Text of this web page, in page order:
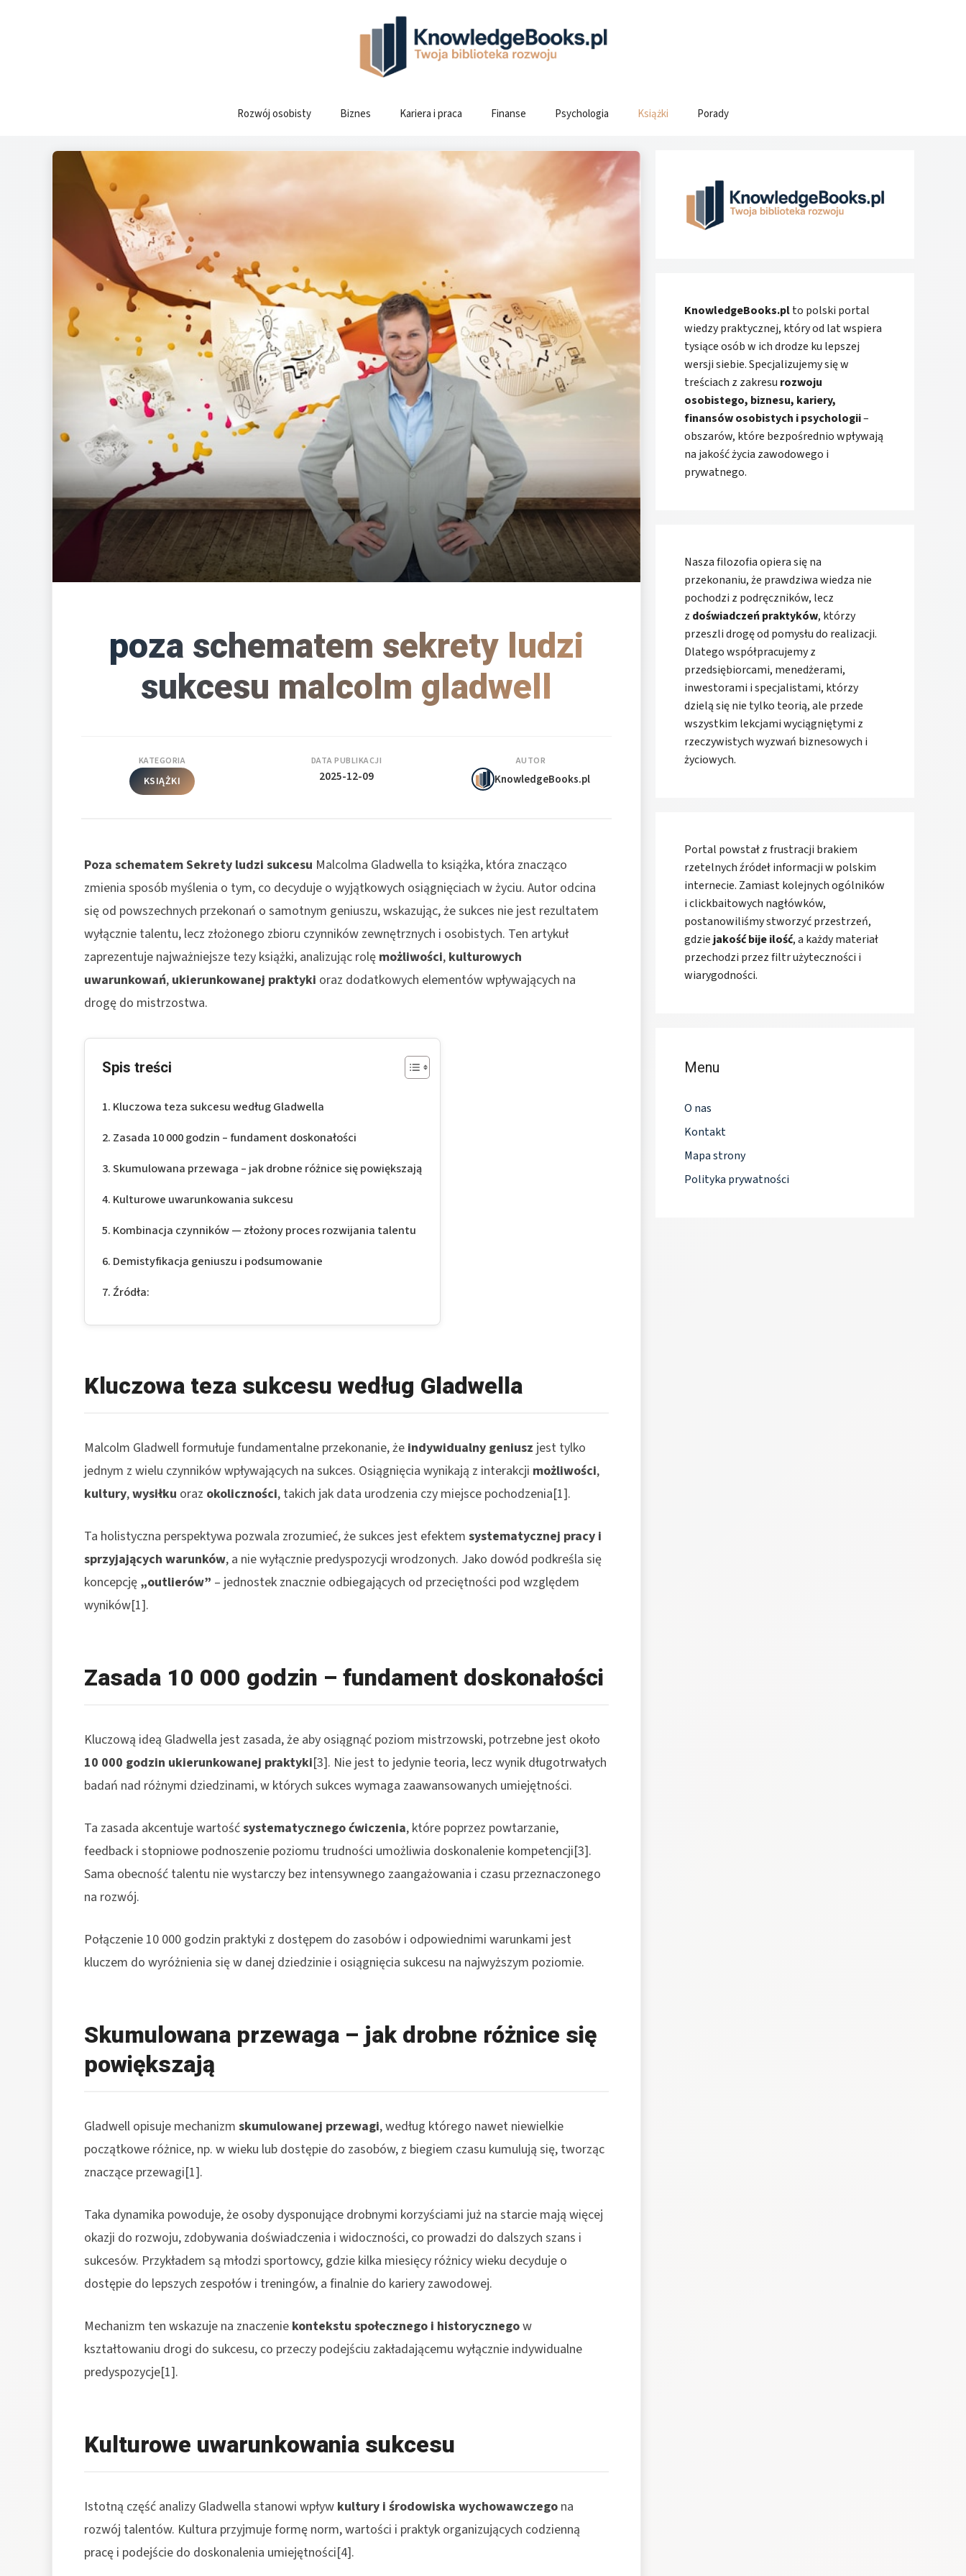
Rozwój osobisty Biznes Kariera i praca Finanse Psychologia Książki Porady
poza schematem sekrety ludzi
sukcesu malcolm gladwell
KATEGORIA
KSIĄŻKI
DATA PUBLIKACJI
2025-12-09
AUTOR
KnowledgeBooks.pl
Poza schematem Sekrety ludzi sukcesu Malcolma Gladwella to książka, która znacząco
zmienia sposób myślenia o tym, co decyduje o wyjątkowych osiągnięciach w życiu. Autor odcina
się od powszechnych przekonań o samotnym geniuszu, wskazując, że sukces nie jest rezultatem
wyłącznie talentu, lecz złożonego zbioru czynników zewnętrznych i osobistych. Ten artykuł
zaprezentuje najważniejsze tezy książki, analizując rolę możliwości, kulturowych
uwarunkowań, ukierunkowanej praktyki oraz dodatkowych elementów wpływających na
drogę do mistrzostwa.
Spis treści
Kluczowa teza sukcesu według Gladwella
Zasada 10 000 godzin – fundament doskonałości
Skumulowana przewaga – jak drobne różnice się powiększają
Kulturowe uwarunkowania sukcesu
Kombinacja czynników — złożony proces rozwijania talentu
Demistyfikacja geniuszu i podsumowanie
Źródła:
Kluczowa teza sukcesu według Gladwella
Malcolm Gladwell formułuje fundamentalne przekonanie, że indywidualny geniusz jest tylko
jednym z wielu czynników wpływających na sukces. Osiągnięcia wynikają z interakcji możliwości,
kultury,wysiłku oraz okoliczności, takich jak data urodzenia czy miejsce pochodzenia[1].
Ta holistyczna perspektywa pozwala zrozumieć, że sukces jest efektem systematycznej pracy i
sprzyjających warunków, a nie wyłącznie predyspozycji wrodzonych. Jako dowód podkreśla się
koncepcję „outlierów” – jednostek znacznie odbiegających od przeciętności pod względem
wyników[1].
Zasada 10 000 godzin – fundament doskonałości
Kluczową ideą Gladwella jest zasada, że aby osiągnąć poziom mistrzowski, potrzebne jest około
10 000 godzin ukierunkowanej praktyki[3]. Nie jest to jedynie teoria, lecz wynik długotrwałych
badań nad różnymi dziedzinami, w których sukces wymaga zaawansowanych umiejętności.
Ta zasada akcentuje wartośćsystematycznego ćwiczenia, które poprzez powtarzanie,
feedback i stopniowe podnoszenie poziomu trudności umożliwia doskonalenie kompetencji[3].
Sama obecność talentu nie wystarczy bez intensywnego zaangażowania i czasu przeznaczonego
na rozwój.
Połączenie 10 000 godzin praktyki z dostępem do zasobów i odpowiednimi warunkami jest
kluczem do wyróżnienia się w danej dziedzinie i osiągnięcia sukcesu na najwyższym poziomie.
Skumulowana przewaga – jak drobne różnice się
powiększają
Gladwell opisuje mechanizm skumulowanej przewagi, według którego nawet niewielkie
początkowe różnice, np. w wieku lub dostępie do zasobów, z biegiem czasu kumulują się, tworząc
znaczące przewagi[1].
Taka dynamika powoduje, że osoby dysponujące drobnymi korzyściami już na starcie mają więcej
okazji do rozwoju, zdobywania doświadczenia i widoczności, co prowadzi do dalszych szans i
sukcesów. Przykładem są młodzi sportowcy, gdzie kilka miesięcy różnicy wieku decyduje o
dostępie do lepszych zespołów i treningów, a finalnie do kariery zawodowej.
Mechanizm ten wskazuje na znaczenie kontekstu społecznego i historycznegow
kształtowaniu drogi do sukcesu, co przeczy podejściu zakładającemu wyłącznie indywidualne
predyspozycje[1].
Kulturowe uwarunkowania sukcesu
Istotną część analizy Gladwella stanowi wpływ kultury i środowiska wychowawczego na
rozwój talentów. Kultura przyjmuje formę norm, wartości i praktyk organizujących codzienną
pracę i podejście do doskonalenia umiejętności[4].
KnowledgeBooks.plto polski portal
wiedzy praktycznej, który od lat wspiera
tysiące osób w ich drodze ku lepszej
wersji siebie. Specjalizujemy się w
treściach z zakresu rozwoju
osobistego, biznesu, kariery,
finansów osobistych i psychologii–
obszarów, które bezpośrednio wpływają
na jakość życia zawodowego i
prywatnego.
Nasza filozofia opiera się na
przekonaniu, że prawdziwa wiedza nie
pochodzi z podręczników, lecz
z doświadczeń praktyków, którzy
przeszli drogę od pomysłu do realizacji.
Dlatego współpracujemy z
przedsiębiorcami, menedżerami,
inwestorami i specjalistami, którzy
dzielą się nie tylko teorią, ale przede
wszystkim lekcjami wyciągniętymi z
rzeczywistych wyzwań biznesowych i
życiowych.
Portal powstał z frustracji brakiem
rzetelnych źródeł informacji w polskim
internecie. Zamiast kolejnych ogólników
i clickbaitowych nagłówków,
postanowiliśmy stworzyć przestrzeń,
gdzie jakość bije ilość, a każdy materiał
przechodzi przez filtr użyteczności i
wiarygodności.
Menu
O nas
Kontakt
Mapa strony
Polityka prywatności